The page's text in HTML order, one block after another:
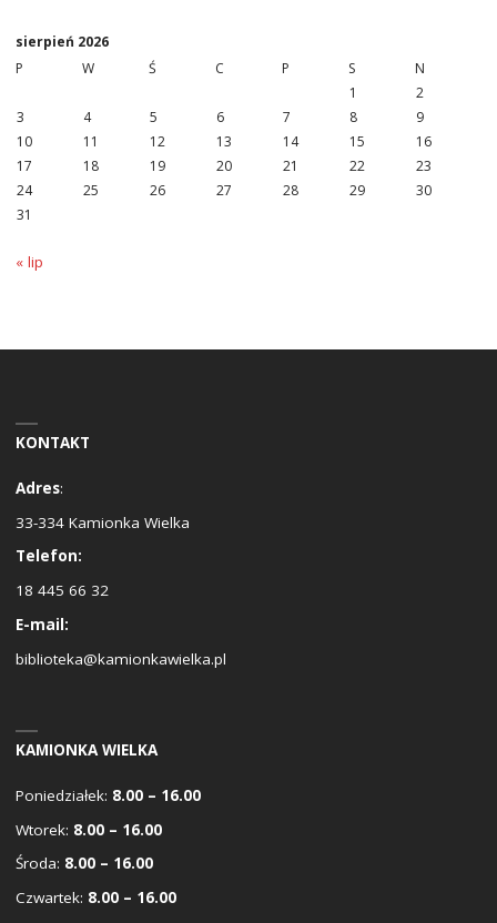
sierpień 2026
P
W Ś C P S
N
1
2
3
4 5 6 7 8
9
10
11 12 13 14 15
16
17
18 19 20 21 22
23
24
25 26 27 28 29
30
31
« lip
KONTAKT
Adres:
33-334 Kamionka Wielka
Telefon:
18 445 66 32
E-mail:
biblioteka@kamionkawielka.pl
KAMIONKA WIELKA
Poniedziałek: 8.00 – 16.00
Wtorek: 8.00 – 16.00
Środa: 8.00 – 16.00
Czwartek: 8.00 – 16.00